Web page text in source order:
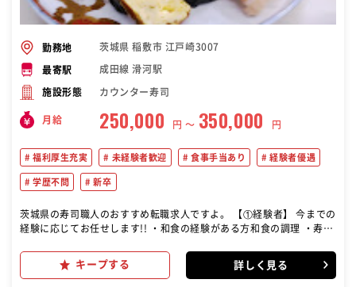
勤務地 茨城県 稲敷市 江戸崎3007
最寄駅 成田線 滑河駅
施設形態 カウンター寿司
月給 250,000 円 〜 350,000 円
福利厚生充実 未経験者歓迎 食事手当あり 経験者優遇
学歴不問 新卒
茨城県の寿司職人のおすすめ転職求人ですよ。 【①経験者】 今までの
経験に応じてお任せします!! ・和食の経験がある方和食の調理 ・寿司
仕事から始めて頂きます。 (和食の調理) 天ぷら、焼き物、煮物、蒸し
物、揚げ物などから 始めて頂きます。 ※出来る事から少しずつ始めて
キープする 詳しく見る